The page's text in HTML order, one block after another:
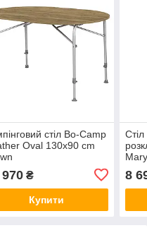
стіл Bo-Camp
Oval 130x90 cm
₴
Купити
8